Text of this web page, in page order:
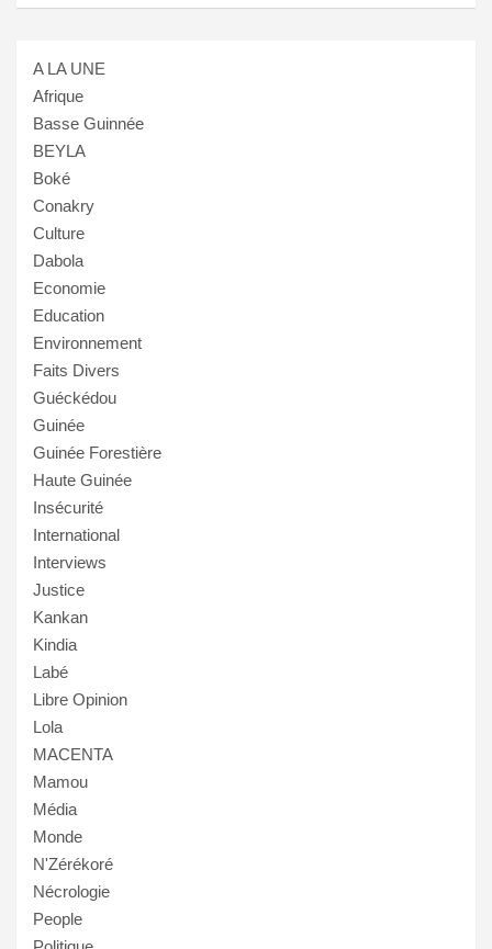
A LA UNE
Afrique
Basse Guinnée
BEYLA
Boké
Conakry
Culture
Dabola
Economie
Education
Environnement
Faits Divers
Guéckédou
Guinée
Guinée Forestière
Haute Guinée
Insécurité
International
Interviews
Justice
Kankan
Kindia
Labé
Libre Opinion
Lola
MACENTA
Mamou
Média
Monde
N'Zérékoré
Nécrologie
People